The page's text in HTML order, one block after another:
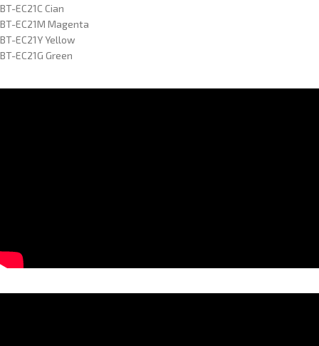
BT-EC21C Cian
BT-EC21M Magenta
BT-EC21Y Yellow
BT-EC21G Green